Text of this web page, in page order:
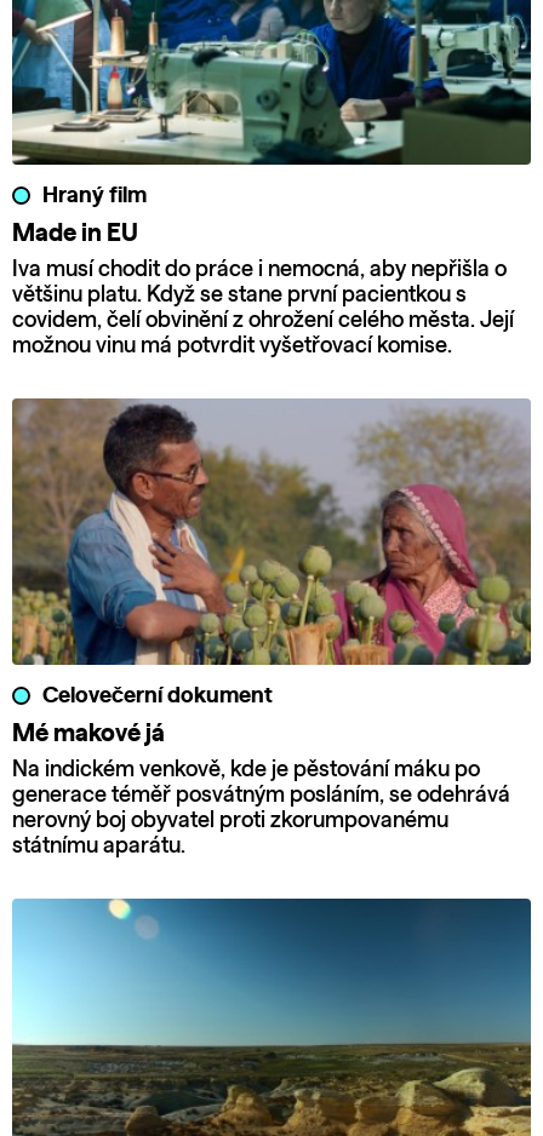
Hraný film
Made in EU
Iva musí chodit do práce i nemocná, aby nepřišla o
většinu platu. Když se stane první pacientkou s
covidem, čelí obvinění z ohrožení celého města. Její
možnou vinu má potvrdit vyšetřovací komise.
Celovečerní dokument
Mé makové já
Na indickém venkově, kde je pěstování máku po
generace téměř posvátným posláním, se odehrává
nerovný boj obyvatel proti zkorumpovanému
státnímu aparátu.